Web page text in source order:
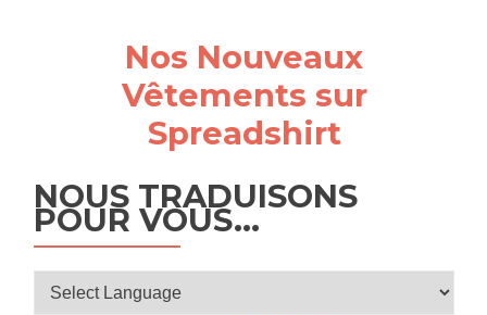
Nos Nouveaux
Vêtements sur
Spreadshirt
NOUS TRADUISONS
POUR VOUS…